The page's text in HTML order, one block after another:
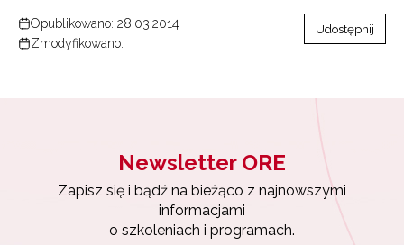
Opublikowano: 28.03.2014
Zmodyfikowano:
Udostępnij
Newsletter ORE
Zapisz się i bądź na bieżąco z najnowszymi
informacjami
o szkoleniach i programach.